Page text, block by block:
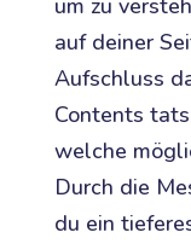
um zu
auf deiner
Aufschluss
Contents
welche
Durch die
du ein